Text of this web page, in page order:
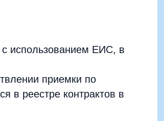
использованием ЕИС, в
приемки по
в реестре контрактов в